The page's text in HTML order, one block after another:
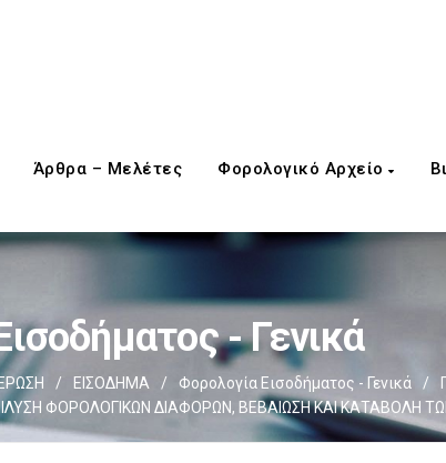
Άρθρα – Μελέτες Φορολογικό Αρχείο
- Γενικά
/ ΕΙΣΟΔΗΜΑ / Φορολογία Εισοδήματος - Γενικά /
ΦΟΡΟΛΟΓΙΚΩΝ ΔΙΑΦΟΡΩΝ, ΒΕΒΑΙΩΣΗ ΚΑΙ ΚΑΤΑΒΟΛΗ